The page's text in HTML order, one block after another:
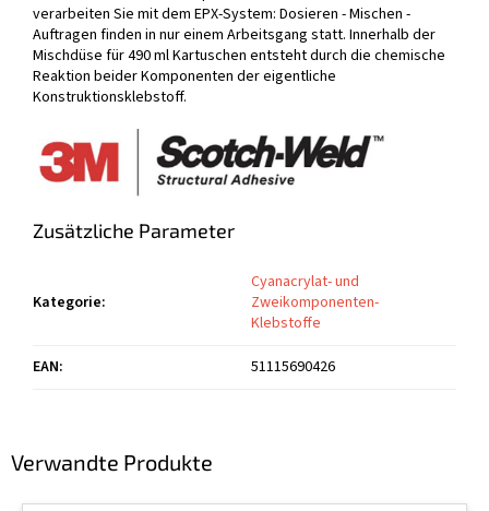
Verwandte Produkte
verarbeiten Sie mit dem EPX-System: Dosieren - Mischen -
Auftragen finden in nur einem Arbeitsgang statt. Innerhalb der
Mischdüse für 490 ml Kartuschen entsteht durch die chemische
Reaktion beider Komponenten der eigentliche
Konstruktionsklebstoff.
Zusätzliche Parameter
Kategorie:
Cyanacrylat- und
Zweikomponenten-
Klebstoffe
EAN: 51115690426